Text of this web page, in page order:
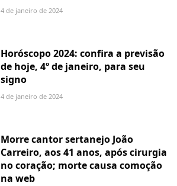
4 de janeiro de 2024
Horóscopo 2024: confira a previsão
de hoje, 4º de janeiro, para seu
signo
4 de janeiro de 2024
Morre cantor sertanejo João
Carreiro, aos 41 anos, após cirurgia
no coração; morte causa comoção
na web